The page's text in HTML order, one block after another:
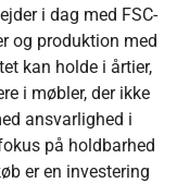
i dag med FSC-
og produktion med
kan holde i årtier,
i møbler, der ikke
ansvarlighed i
på holdbarhed
er en investering